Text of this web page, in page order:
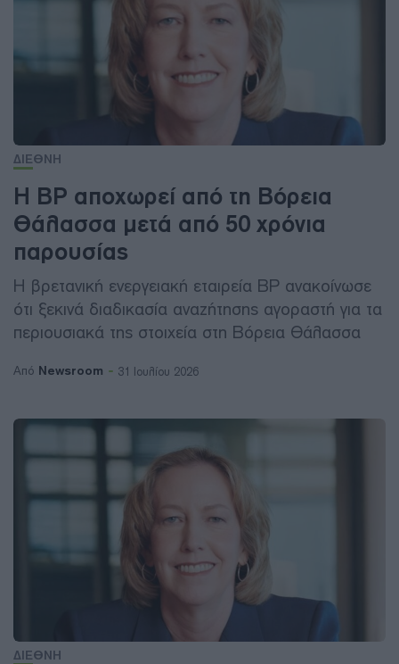
ΔΙΕΘΝΗ
Η BP αποχωρεί από τη Βόρεια
Θάλασσα μετά από 50 χρόνια
παρουσίας
Η βρετανική ενεργειακή εταιρεία BP ανακοίνωσε
ότι ξεκινά διαδικασία αναζήτησης αγοραστή για τα
περιουσιακά της στοιχεία στη Βόρεια Θάλασσα
Από Newsroom 31 Ιουλίου 2026
ΔΙΕΘΝΗ